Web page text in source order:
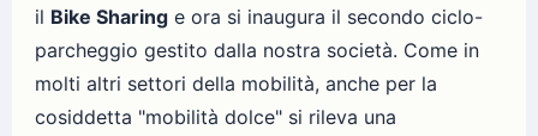
il Bike Sharing e ora si inaugura il secondo ciclo-
parcheggio gestito dalla nostra società. Come in
molti altri settori della mobilità, anche per la
cosiddetta "mobilità dolce" si rileva una